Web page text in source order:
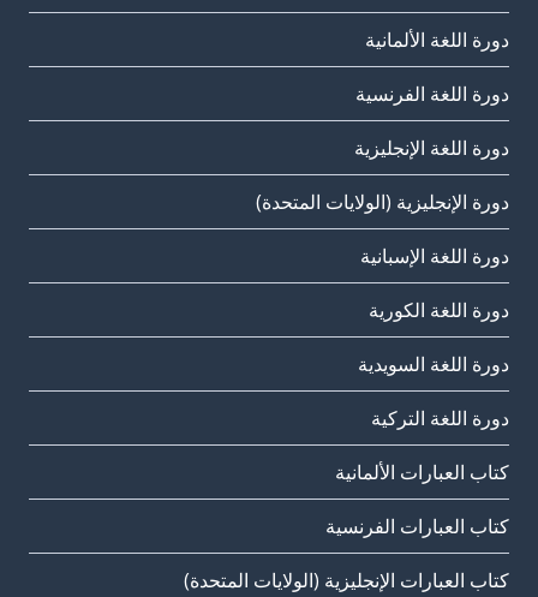
دورة اللغة الألمانية
دورة اللغة الفرنسية
دورة اللغة الإنجليزية
دورة الإنجليزية (الولايات المتحدة)
دورة اللغة الإسبانية
دورة اللغة الكورية
دورة اللغة السويدية
دورة اللغة التركية
كتاب العبارات الألمانية
كتاب العبارات الفرنسية
كتاب العبارات الإنجليزية (الولايات المتحدة)